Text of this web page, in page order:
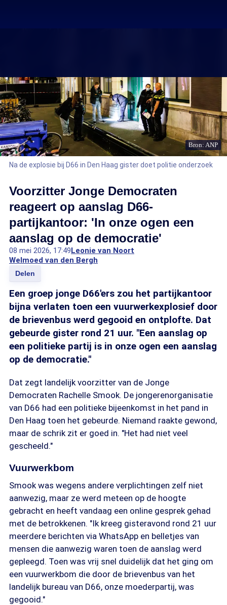
Bron: ANP
Na de explosie bij D66 in Den Haag gister doet politie onderzoek
Voorzitter Jonge Democraten
reageert op aanslag D66-
partijkantoor: 'In onze ogen een
aanslag op de democratie'
08 mei 2026, 17:49Leonie van Noort
Welmoed van den Bergh
Delen
Een groep jonge D66'ers zou het partijkantoor
bijna verlaten toen een vuurwerkexplosief door
de brievenbus werd gegooid en ontplofte. Dat
gebeurde gister rond 21 uur. "Een aanslag op
een politieke partij is in onze ogen een aanslag
op de democratie."
Dat zegt landelijk voorzitter van de Jonge
Democraten Rachelle Smook. De jongerenorganisatie
van D66 had een politieke bijeenkomst in het pand in
Den Haag toen het gebeurde. Niemand raakte gewond,
maar de schrik zit er goed in. "Het had niet veel
gescheeld."
Vuurwerkbom
Smook was wegens andere verplichtingen zelf niet
aanwezig, maar ze werd meteen op de hoogte
gebracht en heeft vandaag een online gesprek gehad
met de betrokkenen. "Ik kreeg gisteravond rond 21 uur
meerdere berichten via WhatsApp en belletjes van
mensen die aanwezig waren toen de aanslag werd
gepleegd. Toen was vrij snel duidelijk dat het ging om
een vuurwerkbom die door de brievenbus van het
landelijk bureau van D66, onze moederpartij, was
gegooid."